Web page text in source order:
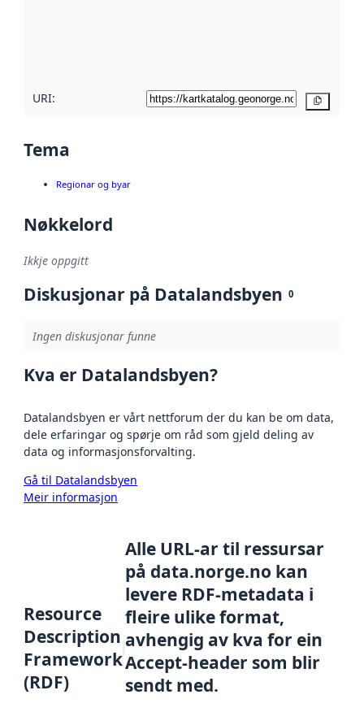
URI:
Tema
Regionar og byar
Nøkkelord
Ikkje oppgitt
Diskusjonar på Datalandsbyen 0
Ingen diskusjonar funne
Kva er Datalandsbyen?
Datalandsbyen er vårt nettforum der du kan be om data,
dele erfaringar og spørje om råd som gjeld deling av
data og informasjonsforvalting.
Gå til Datalandsbyen
Meir informasjon
Resource
Description
Framework
(RDF)
Alle URL-ar til ressursar
på data.norge.no kan
levere RDF-metadata i
fleire ulike format,
avhengig av kva for ein
Accept-header som blir
sendt med.